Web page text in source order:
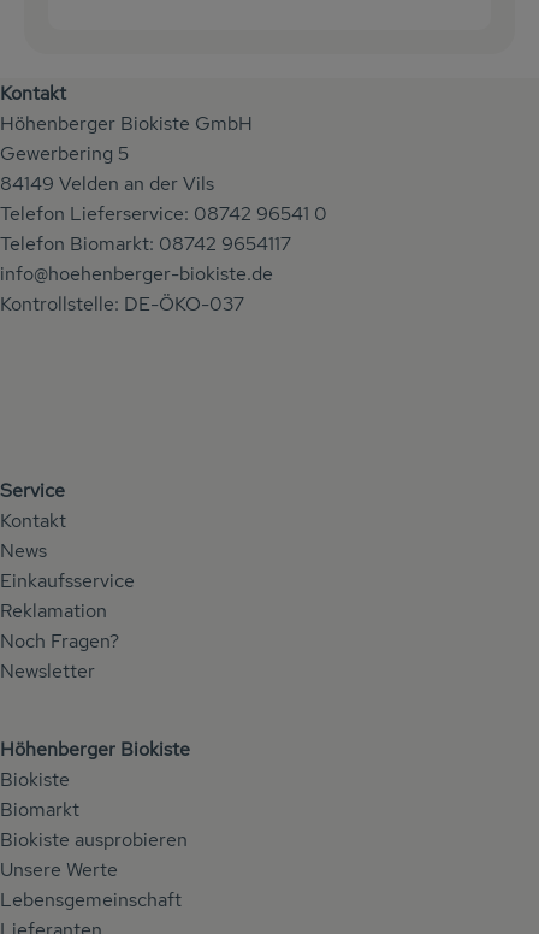
Kontakt
Höhenberger Biokiste GmbH
Gewerbering 5
84149 Velden an der Vils
Telefon Lieferservice: 08742 96541 0
Telefon Biomarkt: 08742 9654117
info@hoehenberger-biokiste.de
Kontrollstelle: DE-ÖKO-037
Service
Kontakt
News
Einkaufsservice
Reklamation
Noch Fragen?
Newsletter
Höhenberger Biokiste
Biokiste
Biomarkt
Biokiste ausprobieren
Unsere Werte
Lebensgemeinschaft